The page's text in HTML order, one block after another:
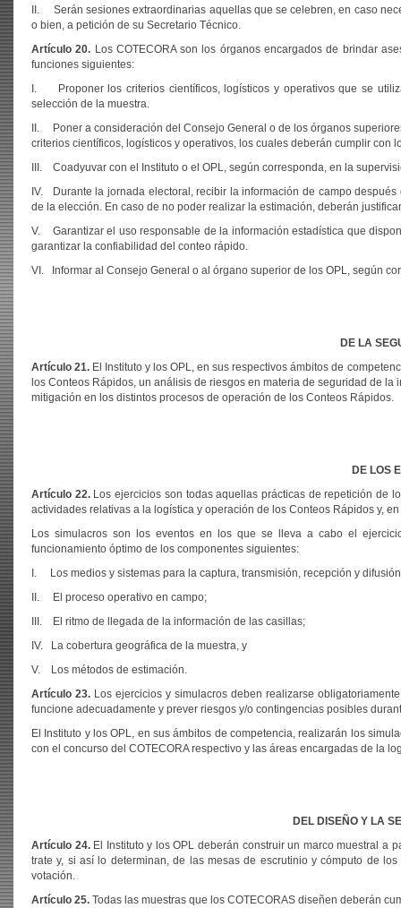
II. Serán sesiones extraordinarias aquellas que se celebren, en caso
o bien, a petición de su Secretario Técnico.
Artículo 20. Los COTECORA son los órganos encargados de brindar
funciones siguientes:
I. Proponer los criterios científicos, logísticos y operativos que se
selección de la muestra.
II. Poner a consideración del Consejo General o de los órganos
criterios científicos, logísticos y operativos, los cuales deberán cumplir con
III. Coadyuvar con el Instituto o el OPL, según corresponda, en la
IV. Durante la jornada electoral, recibir la información de campo
de la elección. En caso de no poder realizar la estimación, deberán
V. Garantizar el uso responsable de la información estadística que
garantizar la confiabilidad del conteo rápido.
VI. Informar al Consejo General o al órgano superior de los OPL, según
DE LA
Artículo 21. El Instituto y los OPL, en sus respectivos ámbitos de
los Conteos Rápidos, un análisis de riesgos en materia de seguridad de
mitigación en los distintos procesos de operación de los Conteos Rápidos.
DE LOS
Artículo 22. Los ejercicios son todas aquellas prácticas de repetición de
actividades relativas a la logística y operación de los Conteos Rápidos y,
Los simulacros son los eventos en los que se lleva a cabo el
funcionamiento óptimo de los componentes siguientes:
I. Los medios y sistemas para la captura, transmisión, recepción y
II. El proceso operativo en campo;
III. El ritmo de llegada de la información de las casillas;
IV. La cobertura geográfica de la muestra, y
V. Los métodos de estimación.
Artículo 23. Los ejercicios y simulacros deben realizarse
funcione adecuadamente y prever riesgos y/o contingencias posibles
El Instituto y los OPL, en sus ámbitos de competencia, realizarán los
con el concurso del COTECORA respectivo y las áreas encargadas de la
DEL DISEÑO Y LA
Artículo 24. El Instituto y los OPL deberán construir un marco muestral
trate y, si así lo determinan, de las mesas de escrutinio y cómputo de
votación.
Artículo 25. Todas las muestras que los COTECORAS diseñen deberán